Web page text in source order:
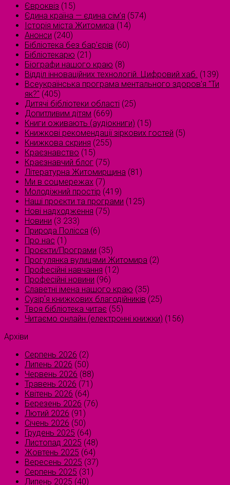
Євроквіз (15)
Єдина країна — єдина сім’я (574)
Історія міста Житомира (14)
Анонси (240)
Бібліотека без бар'єрів (60)
Бібліотекарю (21)
Біографи нашого краю (8)
Відділ інноваційних технологій. Цифровий хаб. (139)
Всеукраїнська програма ментального здоров'я "Ти
як?" (405)
Дитячі бібліотеки області (25)
Допитливим дітям (669)
Книги оживають (аудіокниги) (15)
Книжкові рекомендації зіркових гостей (5)
Книжкова скриня (255)
Краєзнавство (15)
Краєзнавчий блог (75)
Літературна Житомирщина (81)
Ми в соцмережах (7)
Молодіжний простір (419)
Наші проєкти та програми (125)
Нові надходження (75)
Новини (3 233)
Природа Полісся (6)
Про нас (1)
Проєкти/Програми (35)
Прогулянка вулицями Житомира (2)
Професійні навчання (12)
Професійні новини (96)
Славетні імена нашого краю (35)
Сузірʼя книжкових благодійників (25)
Твоя бібліотека читає (55)
Читаємо онлайн (електронні книжки) (156)
Архіви
Серпень 2026 (2)
Липень 2026 (50)
Червень 2026 (88)
Травень 2026 (71)
Квітень 2026 (64)
Березень 2026 (76)
Лютий 2026 (91)
Січень 2026 (50)
Грудень 2025 (64)
Листопад 2025 (48)
Жовтень 2025 (64)
Вересень 2025 (37)
Серпень 2025 (31)
Липень 2025 (40)